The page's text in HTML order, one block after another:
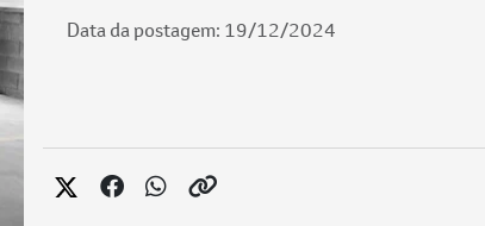
Data da postagem: 19/12/2024